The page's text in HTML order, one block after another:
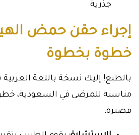
جذرية
إجراء حقن حمض
خطوة بخطوة
بالطبع! إليك نسخة باللغة
مناسبة للمرضى في السعودية،
قصيرة: